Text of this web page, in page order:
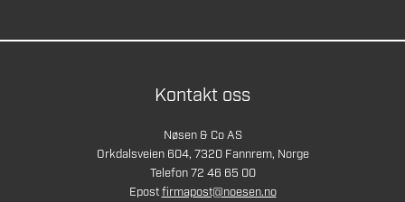
Kontakt oss
Nøsen & Co AS
Orkdalsveien 604, 7320 Fannrem, Norge
Telefon 72 46 65 00
Epostfirmapost@noesen.no